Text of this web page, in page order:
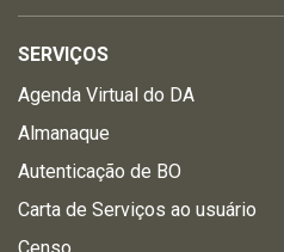
SERVIÇOS
Agenda Virtual do DA
Almanaque
Autenticação de BO
Carta de Serviços ao usuário